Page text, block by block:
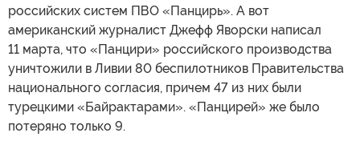
российских систем ПВО «Панцирь». А вот
американский журналист Джефф Яворски написал
11 марта, что «Панцири» российского производства
уничтожили в Ливии 80 беспилотников Правительства
национального согласия, причем 47 из них были
турецкими «Байрактарами». «Панцирей» же было
потеряно только 9.